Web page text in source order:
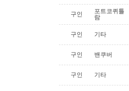
구인
포트코퀴틀
람
구인 기타
구인 밴쿠버
구인 기타